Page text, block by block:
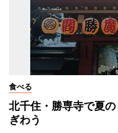
食べる
北千住・勝専寺で夏
ぎわう